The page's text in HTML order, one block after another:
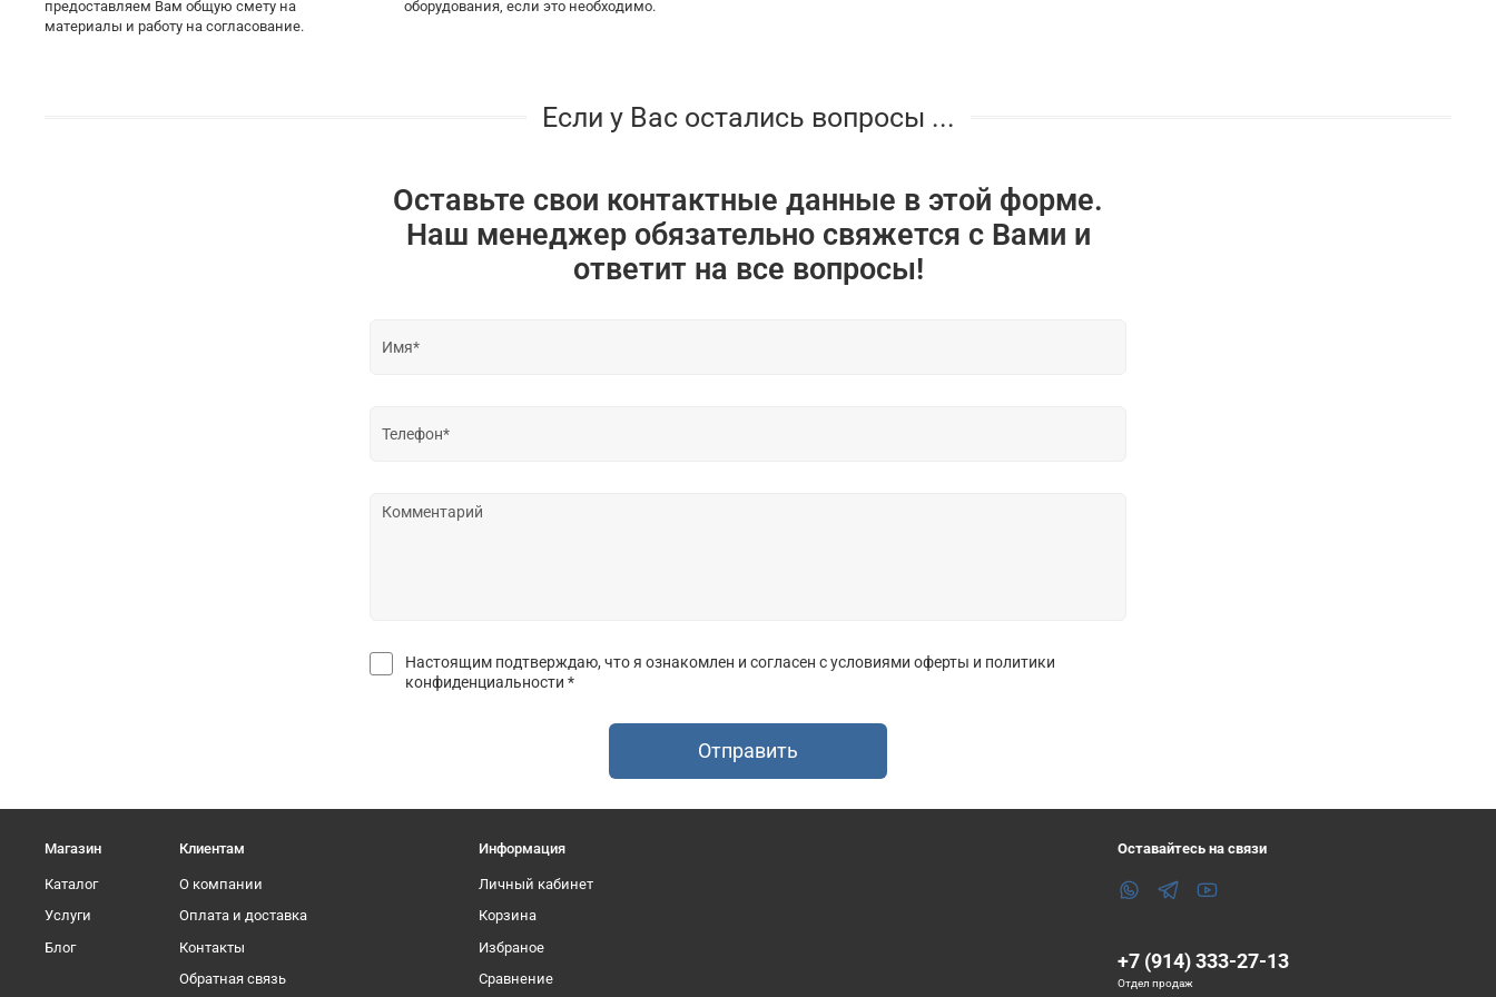
предоставляем Вам общую смету на
материалы и работу на согласование.
оборудования, если это необходимо.
Если у Вас остались вопросы ...
Оставьте свои контактные данные в этой форме.
Наш менеджер обязательно свяжется с Вами и
ответит на все вопросы!
Настоящим подтверждаю, что я ознакомлен и согласен с условиями оферты и политики
конфиденциальности *
Отправить
Магазин
Каталог
Услуги
Блог
Клиентам
О компании
Оплата и доставка
Контакты
Обратная связь
Информация
Личный кабинет
Корзина
Избраное
Сравнение
Оставайтесь на связи
+7 (914) 333-27-13
Отдел продаж